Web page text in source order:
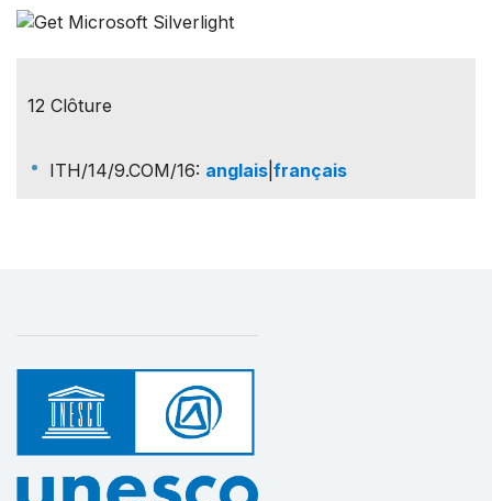
12 Clôture
ITH/14/9.COM/16: anglais français